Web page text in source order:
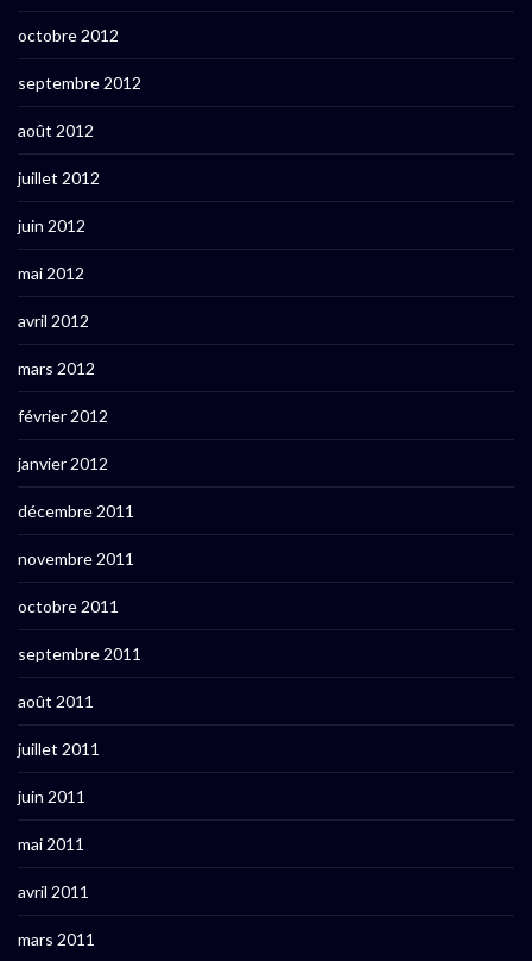
octobre 2012
septembre 2012
août 2012
juillet 2012
juin 2012
mai 2012
avril 2012
mars 2012
février 2012
janvier 2012
décembre 2011
novembre 2011
octobre 2011
septembre 2011
août 2011
juillet 2011
juin 2011
mai 2011
avril 2011
mars 2011